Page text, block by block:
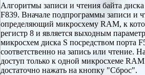
Алгоритмы записи и чтения байта
F839. Вначале подпрограммы записи и
определяющий микросхему RAM, к
регистр 8 и является выходным
микросхем диска S посредством порта
соответственно на запись или чтение.
доступ только к одной микросхеме
достаточно нажать на кнопку "Сброс".